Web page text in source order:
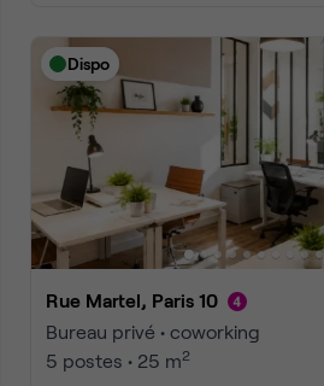
Dispo
Rue Martel, Paris 10
Bureau privé • coworking
5 postes • 25 m2